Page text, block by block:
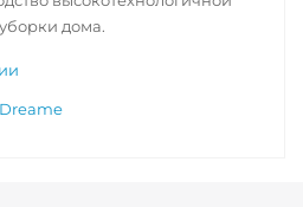
дома.